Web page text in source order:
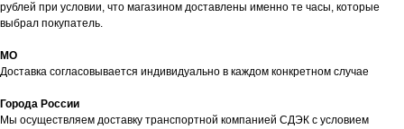
рублей при условии, что магазином доставлены именно те часы, которые
выбрал покупатель.
МО
Доставка согласовывается индивидуально в каждом конкретном случае
Города России
Мы осуществляем доставку транспортной компанией СДЭК с условием